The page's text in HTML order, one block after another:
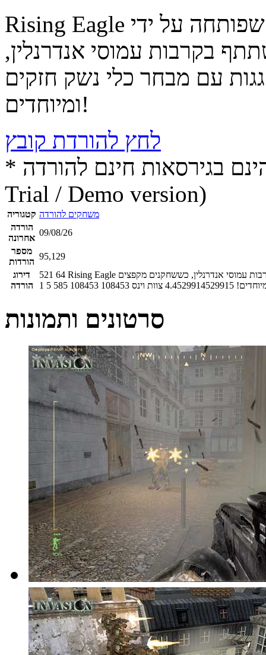
Rising Eagle משחק פעולה מרובה משתתפים, שפותחה על ידי
בקרבות עמוסי אנדרנלין,
עם מבחר כלי נשק חזקים
ומיוחדים!
לחץ להורדת קובץ
* התכנים הינם בגירסאות חינם להורדה (Free game / software,
Trial / Demo version)
קטגוריה משחקים להורדה
הורדה
אחרונה
09/08/26
מספר
הורדות
95,129
דירוג
הורדה
521 64 Rising Eagle משחק פעולה מרובה משתתפים, שפותחה על ידי חברה ישראלית. במשחק תשתתף בקרבות עמוסי אנדרנלין, כששחקנים מקפצים
4.4529914529915 צוות וינס 108453
108453
585
5
1
סרטונים ותמונות